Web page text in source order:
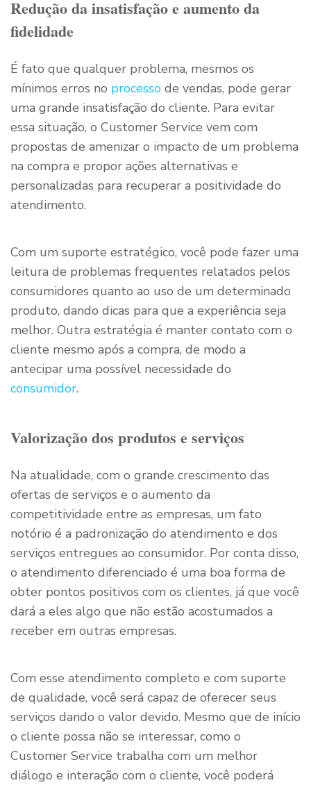
Redução da insatisfação e aumento da
fidelidade
É fato que qualquer problema, mesmos os
mínimos erros no processo de vendas, pode gerar
uma grande insatisfação do cliente. Para evitar
essa situação, o Customer Service vem com
propostas de amenizar o impacto de um problema
na compra e propor ações alternativas e
personalizadas para recuperar a positividade do
atendimento.
Com um suporte estratégico, você pode fazer uma
leitura de problemas frequentes relatados pelos
consumidores quanto ao uso de um determinado
produto, dando dicas para que a experiência seja
melhor. Outra estratégia é manter contato com o
cliente mesmo após a compra, de modo a
antecipar uma possível necessidade do
consumidor.
Valorização dos produtos e serviços
Na atualidade, com o grande crescimento das
ofertas de serviços e o aumento da
competitividade entre as empresas, um fato
notório é a padronização do atendimento e dos
serviços entregues ao consumidor. Por conta disso,
o atendimento diferenciado é uma boa forma de
obter pontos positivos com os clientes, já que você
dará a eles algo que não estão acostumados a
receber em outras empresas.
Com esse atendimento completo e com suporte
de qualidade, você será capaz de oferecer seus
serviços dando o valor devido. Mesmo que de início
o cliente possa não se interessar, como o
Customer Service trabalha com um melhor
diálogo e interação com o cliente, você poderá